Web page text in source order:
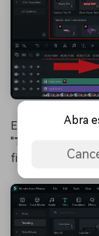
Em seguida,
"Texto
", edite a
fique correta.
Abra